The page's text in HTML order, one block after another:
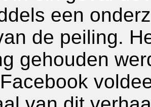
een
de peiling.
gehouden